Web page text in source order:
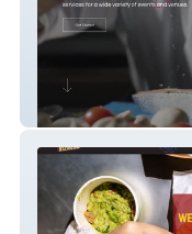
Nelly"s Staff